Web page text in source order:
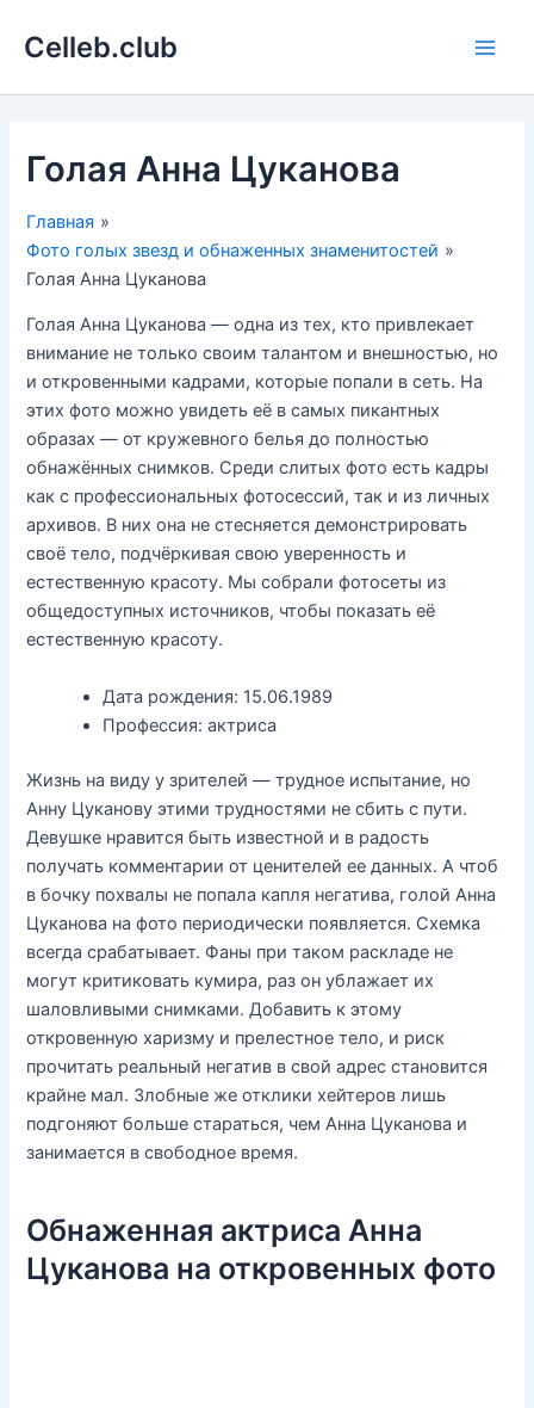
Celleb.club
Голая Анна Цуканова
Главная
Фото голых звезд и обнаженных знаменитостей
Голая Анна Цуканова
Голая Анна Цуканова — одна из тех, кто привлекает
внимание не только своим талантом и внешностью, но
и откровенными кадрами, которые попали в сеть. На
этих фото можно увидеть её в самых пикантных
образах — от кружевного белья до полностью
обнажённых снимков. Среди слитых фото есть кадры
как с профессиональных фотосессий, так и из личных
архивов. В них она не стесняется демонстрировать
своё тело, подчёркивая свою уверенность и
естественную красоту. Мы собрали фотосеты из
общедоступных источников, чтобы показать её
естественную красоту.
Дата рождения: 15.06.1989
Профессия: актриса
Жизнь на виду у зрителей — трудное испытание, но
Анну Цуканову этими трудностями не сбить с пути.
Девушке нравится быть известной и в радость
получать комментарии от ценителей ее данных. А чтоб
в бочку похвалы не попала капля негатива, голой Анна
Цуканова на фото периодически появляется. Схемка
всегда срабатывает. Фаны при таком раскладе не
могут критиковать кумира, раз он ублажает их
шаловливыми снимками. Добавить к этому
откровенную харизму и прелестное тело, и риск
прочитать реальный негатив в свой адрес становится
крайне мал. Злобные же отклики хейтеров лишь
подгоняют больше стараться, чем Анна Цуканова и
занимается в свободное время.
Обнаженная актриса Анна
Цуканова на откровенных фото